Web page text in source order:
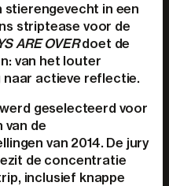
stierengevecht in een
striptease voor de
ARE OVERdoet de
van het louter
naar actieve reflectie.
geselecteerd voor
van de
van 2014. De jury
de concentratie
inclusief knappe